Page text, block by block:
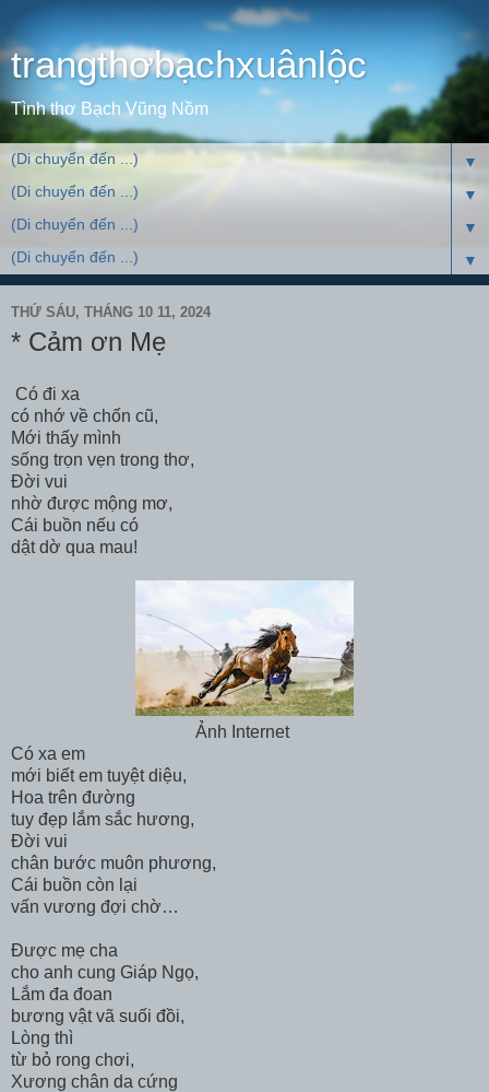
trangthơbạchxuânlộc
Tình thơ Bạch Vũng Nồm
▼
▼
▼
▼
THỨ SÁU, THÁNG 10 11, 2024
* Cảm ơn Mẹ
Có đi xa
có nhớ về chốn cũ,
Mới thấy mình
sống trọn vẹn trong thơ,
Đời vui
nhờ được mộng mơ,
Cái buồn nếu có
dật dờ qua mau!
Ảnh Internet
Có xa em
mới biết em tuyệt diệu,
Hoa trên đường
tuy đẹp lắm sắc hương,
Đời vui
chân bước muôn phương,
Cái buồn còn lại
vấn vương đợi chờ…
Được mẹ cha
cho anh cung Giáp Ngọ,
Lắm đa đoan
bương vật vã suối đồi,
Lòng thì
từ bỏ rong chơi,
Xương chân da cứng